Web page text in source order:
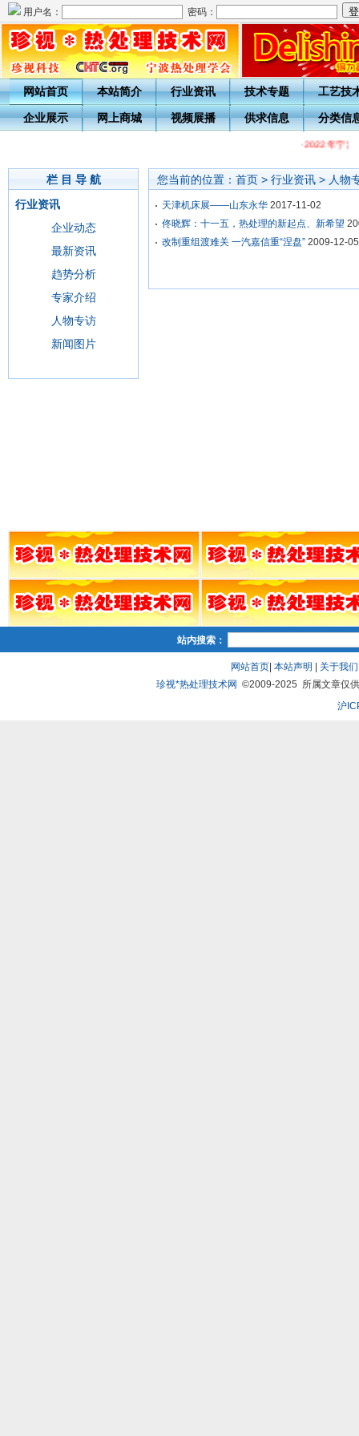
用户名： 密码：
网站首页 本站简介 行业资讯 技术专题 工艺技
企业展示 网上商城 视频展播 供求信息 分类信
·2022年宁波
栏 目 导 航
行业资讯
企业动态
最新资讯
趋势分析
专家介绍
人物专访
新闻图片
您当前的位置： 首页 > 行业资讯 > 人物
天津机床展——山东永华 2017-11-02
佟晓辉：十一五，热处理的新起点、新希望
改制重组渡难关 一汽嘉信重“涅盘” 2009-12-05
站内搜索：
网站首页| 本站声明 关于我们
珍视*热处理技术网 ©2009-2025 所属文章仅
沪